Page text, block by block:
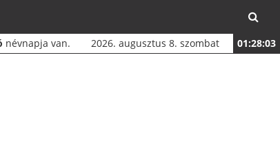
névnapja van. 2026. augusztus 8. szombat 01:28:03